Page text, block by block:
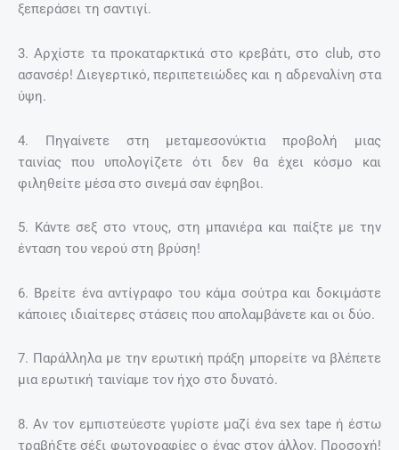
ξεπεράσει τη σαντιγί.
3. Αρχίστε τα προκαταρκτικά στο κρεβάτι, στο club, στο
ασανσέρ! Διεγερτικό, περιπετειώδες και η αδρεναλίνη στα
ύψη.
4. Πηγαίνετε στη μεταμεσονύκτια προβολή μιας
ταινίας που υπολογίζετε ότι δεν θα έχει κόσμο και
φιληθείτε μέσα στο σινεμά σαν έφηβοι.
5. Κάντε σεξ στο ντους, στη μπανιέρα και παίξτε με την
ένταση του νερού στη βρύση!
6. Βρείτε ένα αντίγραφο του κάμα σούτρα και δοκιμάστε
κάποιες ιδιαίτερες στάσεις που απολαμβάνετε και οι δύο.
7. Παράλληλα με την ερωτική πράξη μπορείτε να βλέπετε
μια ερωτική ταινίαμε τον ήχο στο δυνατό.
8. Αν τον εμπιστεύεστε γυρίστε μαζί ένα sex tape ή έστω
τραβήξτε σέξι φωτογραφίες ο ένας στον άλλον. Προσοχή!